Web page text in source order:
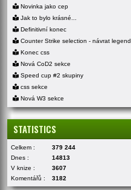
Novinka jako cep
Jak to bylo krásné...
Definitivní konec
Counter Strike selection - návrat legend
Konec css
Nová CoD2 sekce
Speed cup #2 skupiny
css sekce
Nová W3 sekce
STATISTICS
Celkem :
379 244
Dnes :
14813
V knize :
3607
Komentářů :
3182